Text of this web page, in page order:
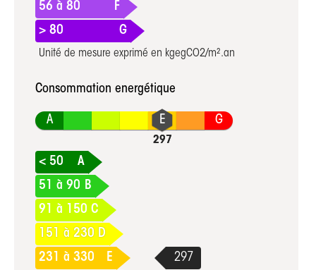
56 à 80
F
> 80
G
Unité de mesure exprimé en kgegCO2/m².an
Consommation energétique
A G
< 50
A
51 à 90 B
91 à 150 C
151 à 230 D
231 à 330
E